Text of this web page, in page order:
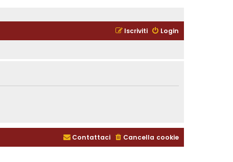
Login
Iscriviti
Cancella cookie
Contattaci